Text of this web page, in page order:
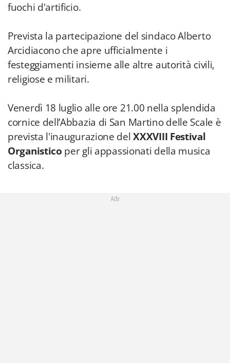
fuochi d'artificio.
Prevista la partecipazione del sindaco Alberto
Arcidiacono che apre ufficialmente i
festeggiamenti insieme alle altre autorità civili,
religiose e militari.
Venerdì 18 luglio alle ore 21.00 nella splendida
cornice dell’Abbazia di San Martino delle Scale è
prevista l'inaugurazione delXXXVIII Festival
Organistico per gli appassionati della musica
classica.
Adv